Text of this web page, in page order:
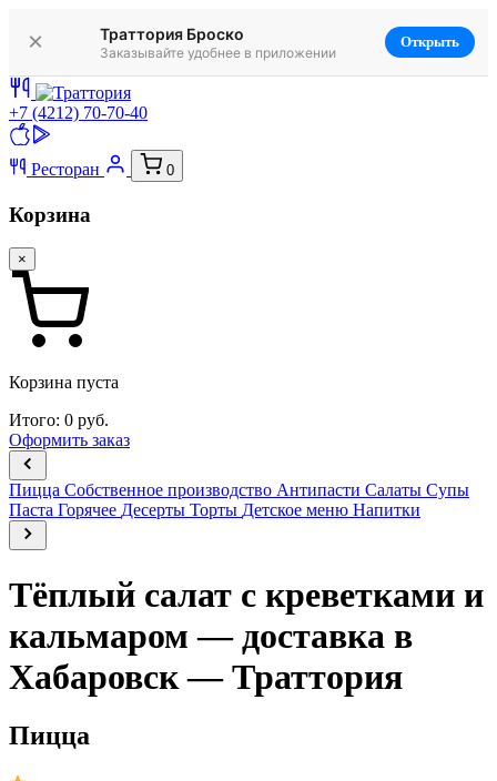
× Траттория Броско
Заказывайте удобнее в приложении
Открыть
+7 (4212) 70-70-40
Ресторан 0
Корзина
×
Корзина пуста
Итого: 0 руб.
Оформить заказ
Пицца Собственное производство Антипасти Салаты Супы
Паста Горячее Десерты Торты Детское меню Напитки
Тёплый салат с креветками и
кальмаром — доставка в
Хабаровск — Траттория
Пицца